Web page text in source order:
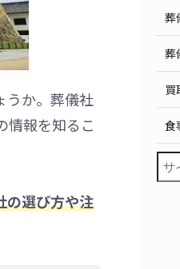
うか。葬儀社
情報を知るこ
の選び方や注
葬
葬
食